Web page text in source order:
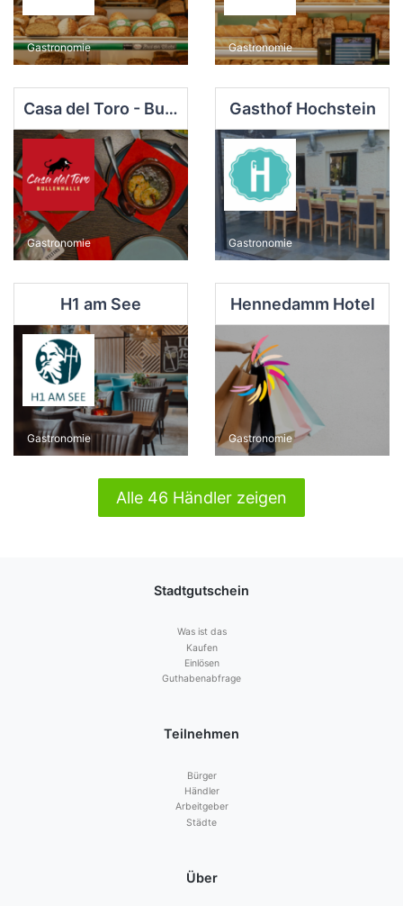
Gastronomie Gastronomie
Casa del Toro - Bullenhalle
Gastronomie
Gasthof Hochstein
Gastronomie
H1 am See
Gastronomie
Hennedamm Hotel
Gastronomie
Alle 46 Händler zeigen
Stadtgutschein
Was ist das
Kaufen
Einlösen
Guthabenabfrage
Teilnehmen
Bürger
Händler
Arbeitgeber
Städte
Über